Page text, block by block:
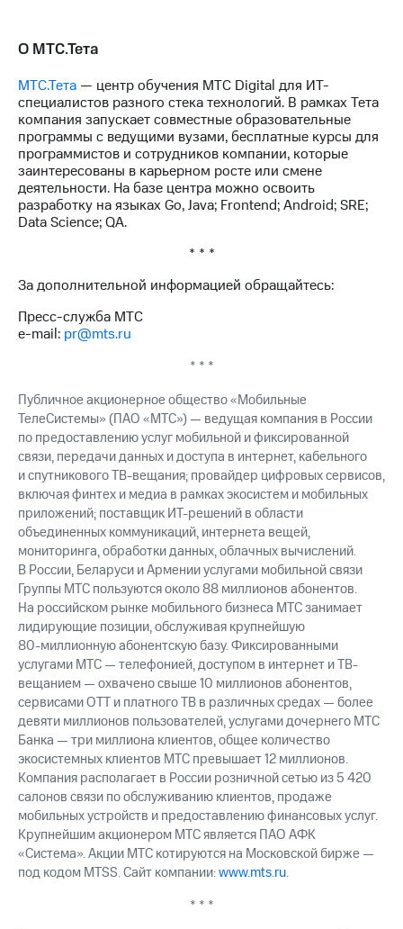
О МТС.Тета
МТС.Тета — центр обучения МТС Digital для ИТ-
специалистов разного стека технологий. В рамках Тета
компания запускает совместные образовательные
программы с ведущими вузами, бесплатные курсы для
программистов и сотрудников компании, которые
заинтересованы в карьерном росте или смене
деятельности. На базе центра можно освоить
разработку на языках Go, Java; Frontend; Android; SRE;
Data Science; QA.
* * *
За дополнительной информацией обращайтесь:
Пресс-служба МТС
e-mail: pr@mts.ru
* * *
Публичное акционерное общество «Мобильные
ТелеСистемы» (ПАО «МТС») — ведущая компания в России
по предоставлению услуг мобильной и фиксированной
связи, передачи данных и доступа в интернет, кабельного
и спутникового ТВ-вещания; провайдер цифровых сервисов,
включая финтех и медиа в рамках экосистем и мобильных
приложений; поставщик ИТ-решений в области
объединенных коммуникаций, интернета вещей,
мониторинга, обработки данных, облачных вычислений.
В России, Беларуси и Армении услугами мобильной связи
Группы МТС пользуются около 88 миллионов абонентов.
На российском рынке мобильного бизнеса МТС занимает
лидирующие позиции, обслуживая крупнейшую
80-миллионнуюабонентскую базу. Фиксированными
услугами МТС — телефонией, доступом в интернет и ТВ-
вещанием — охвачено свыше 10 миллионов абонентов,
сервисами OTT и платного ТВ в различных средах — более
девяти миллионов пользователей, услугами дочернего МТС
Банка — три миллиона клиентов, общее количество
экосистемных клиентов МТС превышает 12 миллионов.
Компания располагает в России розничной сетью из 5 420
салонов связи по обслуживанию клиентов, продаже
мобильных устройств и предоставлению финансовых услуг.
Крупнейшим акционером МТС является ПАО АФК
«Система». Акции МТС котируются на Московской бирже —
под кодом MTSS. Сайт компании:www.mts.ru.
* * *